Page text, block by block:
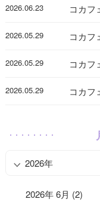
2026.06.23 コカフ
2026.05.29 コカフ
2026.05.29 コカフ
2026.05.29 コカフ
2026年
2026年 6月 (2)